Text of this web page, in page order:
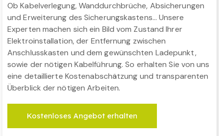
Ob Kabelverlegung, Wanddurchbrüche, Absicherungen
und Erweiterung des Sicherungskastens… Unsere
Experten machen sich ein Bild vom Zustand Ihrer
Elektroinstallation, der Entfernung zwischen
Anschlusskasten und dem gewünschten Ladepunkt,
sowie der nötigen Kabelführung. So erhalten Sie von uns
eine detaillierte Kostenabschätzung und transparenten
Überblick der nötigen Arbeiten.
Kostenloses Angebot erhalten